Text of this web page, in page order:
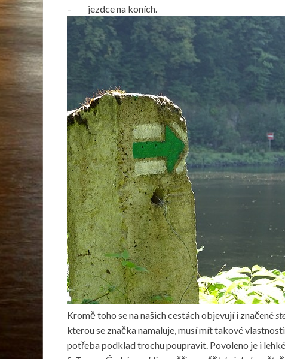
– jezdce na koních.
Kromě toho se na našich cestách objevují i značené
kterou se značka namaluje, musí mít takové
potřeba podklad trochu poupravit. Povoleno je i